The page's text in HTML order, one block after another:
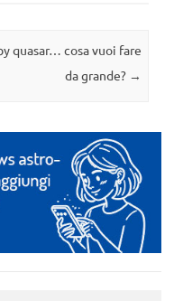
quasar… cosa vuoi fare
da grande? →